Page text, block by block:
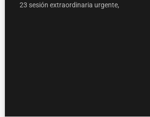
23 sesión extraordinaria urgente,